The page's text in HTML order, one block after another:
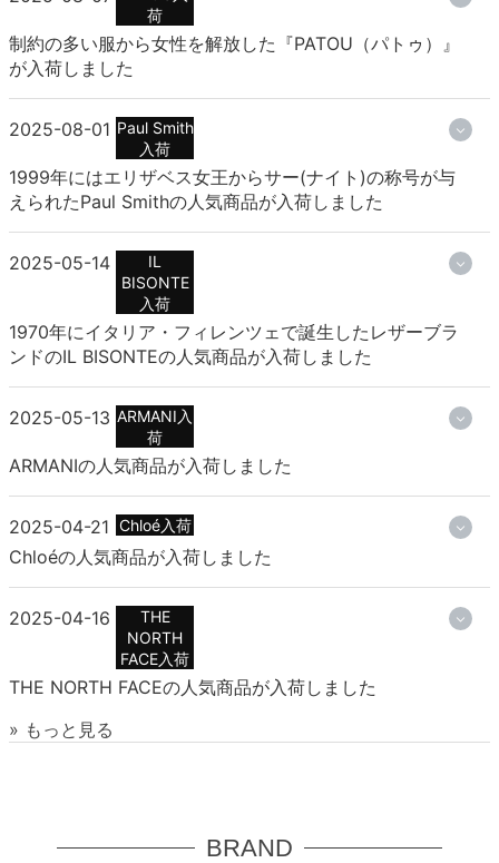
荷
制約の多い服から女性を解放した『PATOU（パトゥ）』
が入荷しました
2025-08-01 Paul Smith
入荷
1999年にはエリザベス女王からサー(ナイト)の称号が与
えられたPaul Smithの人気商品が入荷しました
2025-05-14
IL
BISONTE
入荷
1970年にイタリア・フィレンツェで誕生したレザーブラ
ンドのIL BISONTEの人気商品が入荷しました
2025-05-13 ARMANI入
荷
ARMANIの人気商品が入荷しました
2025-04-21 Chloé入荷
Chloéの人気商品が入荷しました
2025-04-16
THE
NORTH
FACE入荷
THE NORTH FACEの人気商品が入荷しました
» もっと見る
BRAND